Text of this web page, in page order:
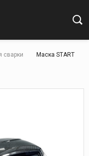
сварки
Маска START